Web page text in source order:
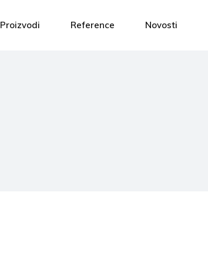
Proizvodi Reference Novosti